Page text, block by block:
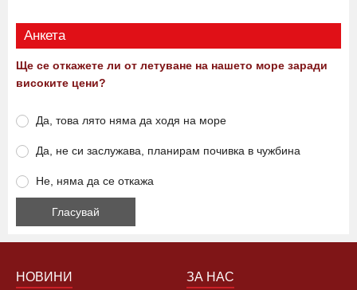
Анкета
Ще се откажете ли от летуване на нашето море заради
високите цени?
Да, това лято няма да ходя на море
Да, не си заслужава, планирам почивка в чужбина
Не, няма да се откажа
НОВИНИ ЗА НАС